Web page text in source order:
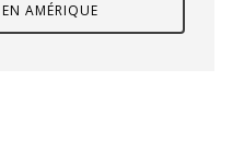
AMÉRIQUE